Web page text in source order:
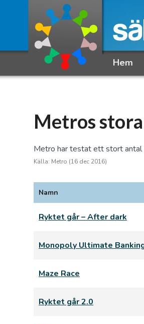
Hem
Metros
Metro har testat ett stort antal
Källa: Metro (16 dec 2016)
Namn
Ryktet går – After dark
Monopoly Ultimate
Maze Race
Ryktet går 2.0